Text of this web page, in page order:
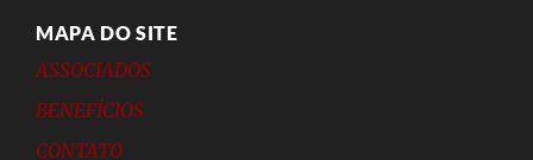
MAPA DO SITE
ASSOCIADOS
BENEFÍCIOS
CONTATO